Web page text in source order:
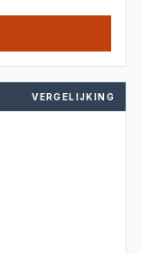
VERGELIJKING